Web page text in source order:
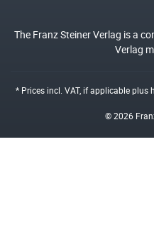
The Franz Steiner Verlag is a
Verlag
* Prices incl. VAT, if applicable plus
© 2026